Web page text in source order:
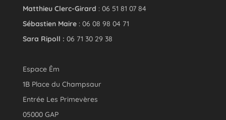
Matthieu Clerc-Girard : 06 51 81 07 84
Sébastien Maire: 06 08 98 04 71
Sara Ripoll : 06 71 30 29 38
Espace Êm
1B Place du Champsaur
Entrée Les Primevères
05000 GAP